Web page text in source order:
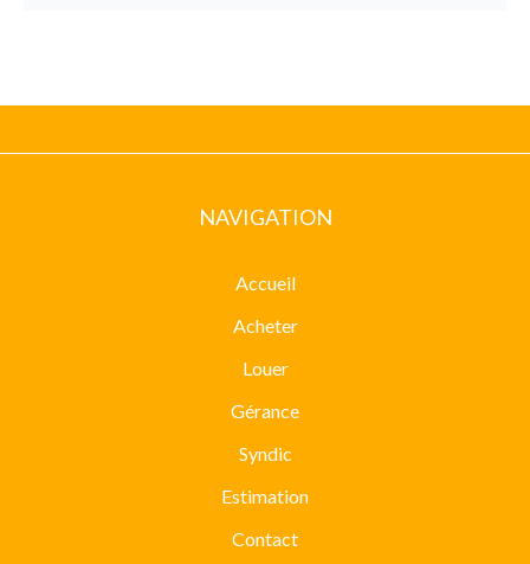
NAVIGATION
Accueil
Acheter
Louer
Gérance
Syndic
Estimation
Contact